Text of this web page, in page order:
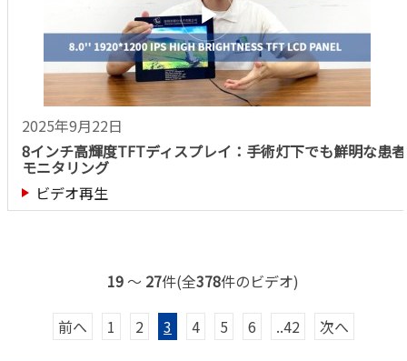
2025年9月22日
8インチ高輝度TFTディスプレイ：手術灯下でも鮮明な患者
モニタリング
ビデオ再生
19 ～ 27件(全378件のビデオ)
前へ 1 2 3 4 5 6 ..42 次へ